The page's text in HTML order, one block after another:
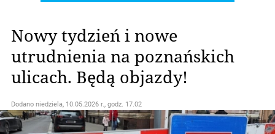
Nowy tydzień i nowe
utrudnienia na poznańskich
ulicach. Będą objazdy!
Dodano niedziela, 10.05.2026 r., godz. 17.02